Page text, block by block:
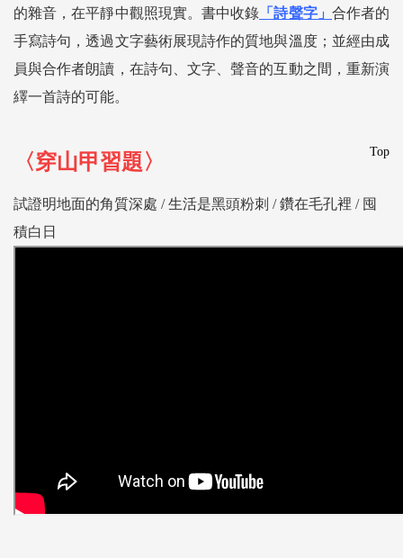
的雜音，在平靜中觀照現實。書中收錄 「詩聲字」 合作者的
手寫詩句，透過文字藝術展現詩作的質地與溫度；並經由成
員與合作者朗讀，在詩句、文字、聲音的互動之間，重新演
繹一首詩的可能。
Top
〈穿山甲習題〉
試證明地面的角質深處 /生活是黑頭粉刺 /鑽在毛孔裡 / 囤
積白日